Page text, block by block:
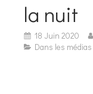
la nuit
18 Juin 2020
Dans les médias